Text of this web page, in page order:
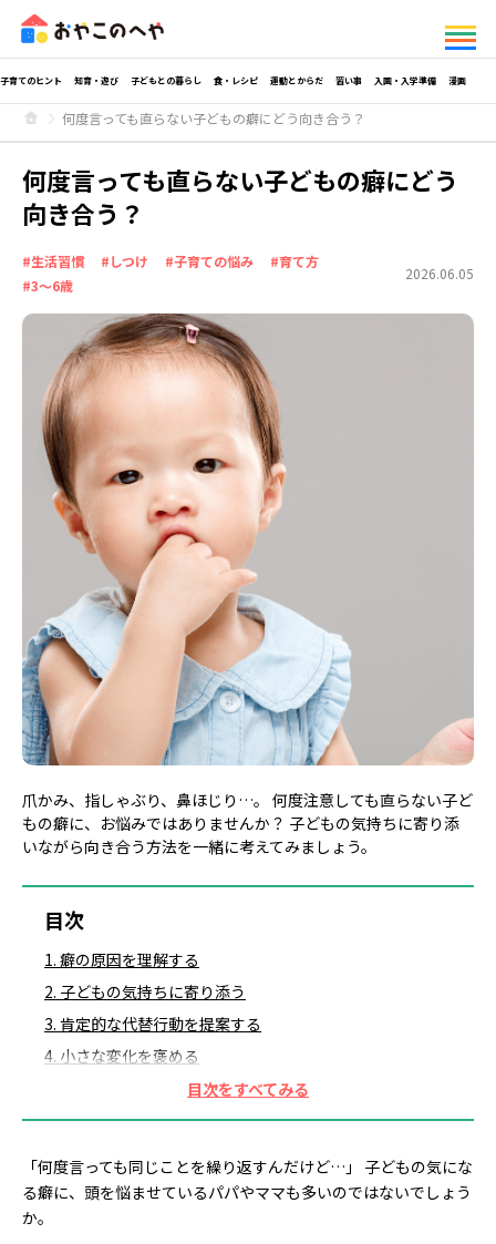
子育てのヒント 知育・遊び 子どもとの暮らし 食・レシピ 運動とからだ 習い事 入園・入学準備 漫画
何度言っても直らない子どもの癖にどう向き合う？
何度言っても直らない子どもの癖にどう
向き合う？
#生活習慣 #しつけ #子育ての悩み
#育て方
#3～6歳
2026.06.05
爪かみ、指しゃぶり、鼻ほじり…。 何度注意しても直らない子ど
もの癖に、お悩みではありませんか？ 子どもの気持ちに寄り添
いながら向き合う方法を一緒に考えてみましょう。
目次
1. 癖の原因を理解する
2. 子どもの気持ちに寄り添う
3. 肯定的な代替行動を提案する
4. 小さな変化を褒める
まとめ
「何度言っても同じことを繰り返すんだけど…」 子どもの気にな
る癖に、頭を悩ませているパパやママも多いのではないでしょう
か。